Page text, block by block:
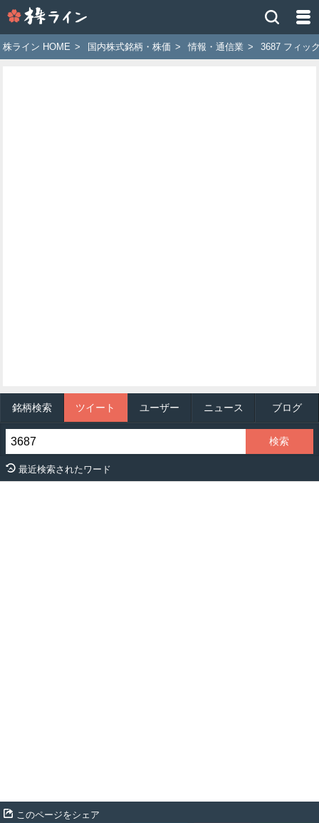
イ
ン
株ライン HOME > 国内株式銘柄・株価 > 情報・通信業 > 3687 フィッ
銘柄検索 ツイート ユーザー ニュース ブログ
最近検索されたワード
このページをシェア